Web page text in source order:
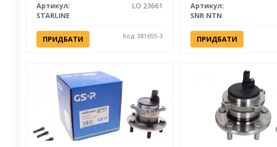
Артикул:
LO 23661
STARLINE
ПРИДБАТИ Код: 381655-3
Артикул:
SNR NTN
ПРИДБАТИ